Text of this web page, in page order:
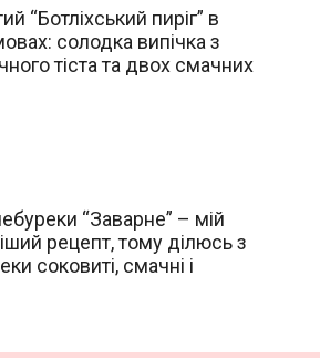
“Ботліхський пиріг” в
солодка випічка з
тіста та двох смачних
“Заварне” – мій
рецепт, тому ділюсь з
соковиті, смачні і